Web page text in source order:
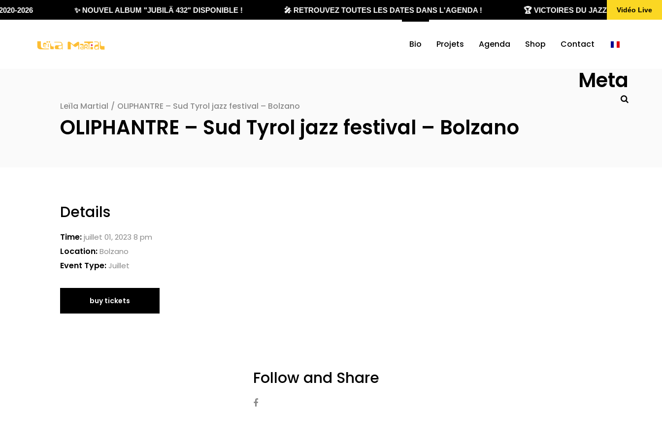
2026 ✨ NOUVEL ALBUM "JUBILÄ 432" DISPONIBLE ! 🎤 RETROUVEZ TOUTES LES DATES DANS L'AGENDA ! 🏆 VICTOIRES DU JAZZ 2020-2026Vidéo Live
Bio Projets Agenda Shop Contact
Meta
Leïla Martial / OLIPHANTRE – Sud Tyrol jazz festival – Bolzano
OLIPHANTRE – Sud Tyrol jazz festival – Bolzano
Details
Time:juillet 01, 2023 8 pm
Location:Bolzano
Event Type: Juillet
buy tickets
Follow and Share